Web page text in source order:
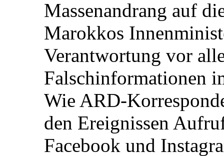
Massenandrang auf
Marokkos
Verantwortung vor
Falschinformationen
Wie ARD-
den Ereignissen
Facebook und